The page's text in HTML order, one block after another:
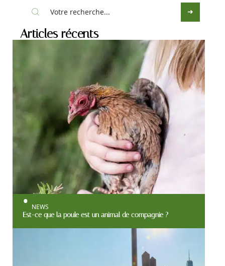
Articles récents
NEWS
Est-ce que la poule est un animal de compagnie ?